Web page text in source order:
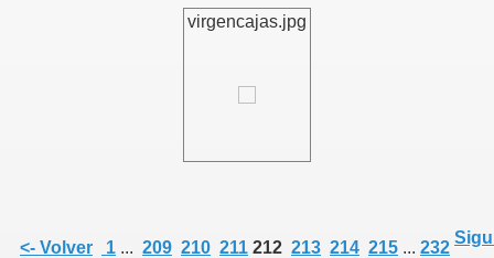
virgencajas.jpg
<- Volver 1 ... 209 210 211 212 213 214 215 ... 232